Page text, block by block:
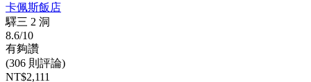
卡佩斯飯店
驛三 2 洞
8.6/10
有夠讚
(306 則評論)
NT$2,111